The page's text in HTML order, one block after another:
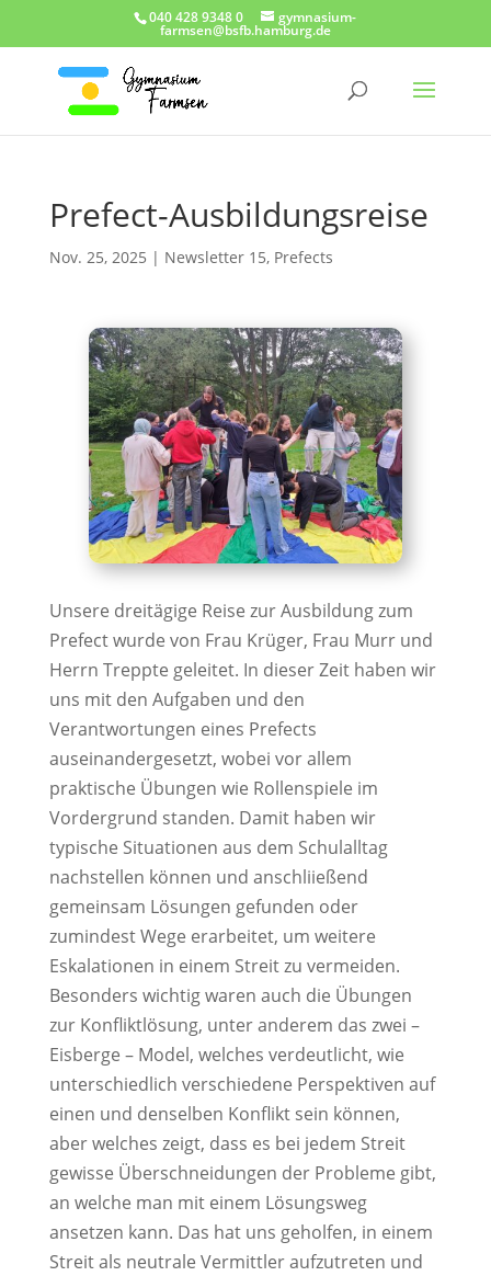
040 428 9348 0 gymnasium-
farmsen@bsfb.hamburg.de
Prefect-Ausbildungsreise
Nov. 25, 2025 | Newsletter 15, Prefects
Unsere dreitägige Reise zur Ausbildung zum
Prefect wurde von Frau Krüger, Frau Murr und
Herrn Treppte geleitet. In dieser Zeit haben wir
uns mit den Aufgaben und den
Verantwortungen eines Prefects
auseinandergesetzt, wobei vor allem
praktische Übungen wie Rollenspiele im
Vordergrund standen. Damit haben wir
typische Situationen aus dem Schulalltag
nachstellen können und anschliießend
gemeinsam Lösungen gefunden oder
zumindest Wege erarbeitet, um weitere
Eskalationen in einem Streit zu vermeiden.
Besonders wichtig waren auch die Übungen
zur Konfliktlösung, unter anderem das zwei –
Eisberge – Model, welches verdeutlicht, wie
unterschiedlich verschiedene Perspektiven auf
einen und denselben Konflikt sein können,
aber welches zeigt, dass es bei jedem Streit
gewisse Überschneidungen der Probleme gibt,
an welche man mit einem Lösungsweg
ansetzen kann. Das hat uns geholfen, in einem
Streit als neutrale Vermittler aufzutreten und